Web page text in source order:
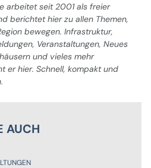
arbeitet seit 2001 als freier
berichtet hier zu allen Themen,
bewegen. Infrastruktur,
Veranstaltungen, Neues
und vieles mehr
er hier. Schnell, kompakt und
AUCH